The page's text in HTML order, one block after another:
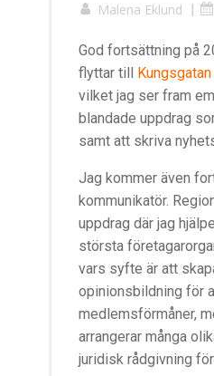
Malena Eklund |
God fortsättning på
flyttar till
vilket jag ser fram
blandade uppdrag
samt att skriva
Jag kommer även
kommunikatör.
uppdrag där jag
största
vars syfte är att
opinionsbildning för
medlemsförmåner,
arrangerar många
juridisk rådgivning